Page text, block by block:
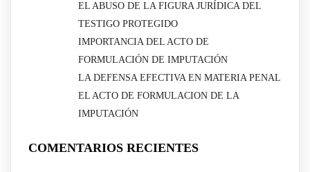
EL ABUSO DE LA FIGURA JURÍDICA DEL
TESTIGO PROTEGIDO
IMPORTANCIA DEL ACTO DE
FORMULACIÓN DE IMPUTACIÓN
LA DEFENSA EFECTIVA EN MATERIA PENAL
EL ACTO DE FORMULACION DE LA
IMPUTACIÓN
COMENTARIOS RECIENTES